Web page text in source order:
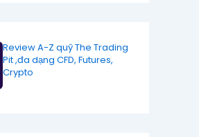
Review A-Z quỹ The Trading
Pit ,đa dạng CFD, Futures,
Crypto